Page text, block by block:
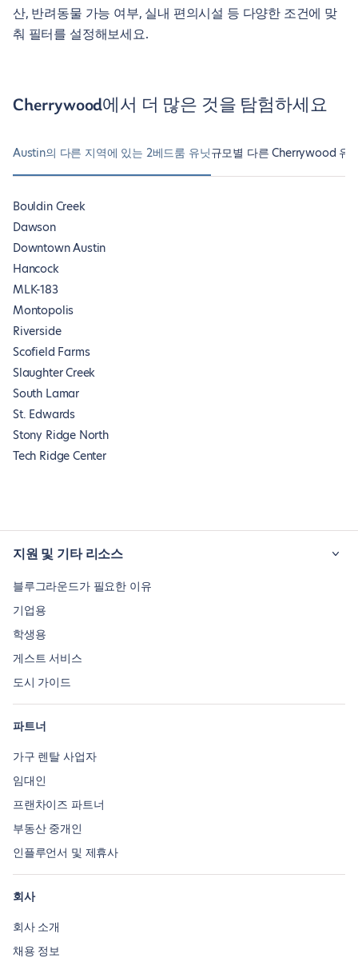
산, 반려동물 가능 여부, 실내 편의시설 등 다양한 조건에 맞
춰 필터를 설정해보세요.
Cherrywood에서 더 많은 것을 탐험하세요
Austin의 다른 지역에 있는 2베드룸 유닛규모별 다른 Cherrywood 유
Bouldin Creek
Dawson
Downtown Austin
Hancock
MLK-183
Montopolis
Riverside
Scofield Farms
Slaughter Creek
South Lamar
St. Edwards
Stony Ridge North
Tech Ridge Center
지원 및 기타 리소스
블루그라운드가 필요한 이유
기업용
학생용
게스트 서비스
도시 가이드
파트너
가구 렌탈 사업자
임대인
프랜차이즈 파트너
부동산 중개인
인플루언서 및 제휴사
회사
회사 소개
채용 정보